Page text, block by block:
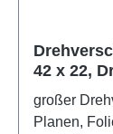
42 x 22,
großer
Planen,